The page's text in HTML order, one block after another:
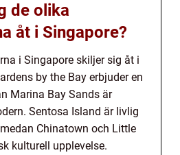
de olika
åt i Singapore?
i Singapore skiljer sig åt i
by the Bay erbjuder en
Marina Bay Sands är
Sentosa Island är livlig
Chinatown och Little
kulturell upplevelse.